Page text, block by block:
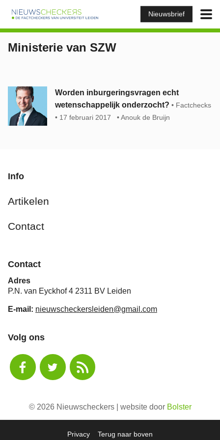
Nieuwsbrief
Ministerie van SZW
Worden inburgeringsvragen echt
wetenschappelijk onderzocht?
Factchecks
17 februari 2017
Anouk de Bruijn
Info
Artikelen
Contact
Contact
Adres
P.N. van Eyckhof 4 2311 BV Leiden
E-mail: nieuwscheckersleiden@gmail.com
Volg ons
© 2026 Nieuwscheckers | website door Bolster
Privacy Terug naar boven